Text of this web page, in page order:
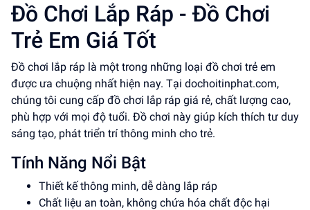
Đồ Chơi Lắp Ráp - Đồ Chơi
Trẻ Em Giá Tốt
Đồ chơi lắp ráp là một trong những loại đồ chơi trẻ em
được ưa chuộng nhất hiện nay. Tại dochoitinphat.com,
chúng tôi cung cấp đồ chơi lắp ráp giá rẻ, chất lượng cao,
phù hợp với mọi độ tuổi. Đồ chơi này giúp kích thích tư duy
sáng tạo, phát triển trí thông minh cho trẻ.
Tính Năng Nổi Bật
Thiết kế thông minh, dễ dàng lắp ráp
Chất liệu an toàn, không chứa hóa chất độc hại